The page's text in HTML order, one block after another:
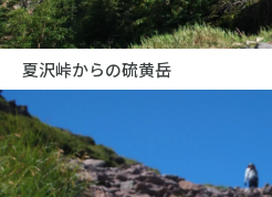
夏沢峠からの硫黄岳